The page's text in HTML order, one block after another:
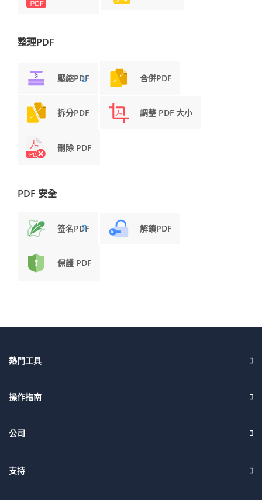
整理PDF
壓縮PDF 合併PDF
拆分PDF 調整 PDF 大小
刪除 PDF
PDF 安全
签名PDF 解鎖PDF
保護 PDF
熱門工具
操作指南
公司
支持